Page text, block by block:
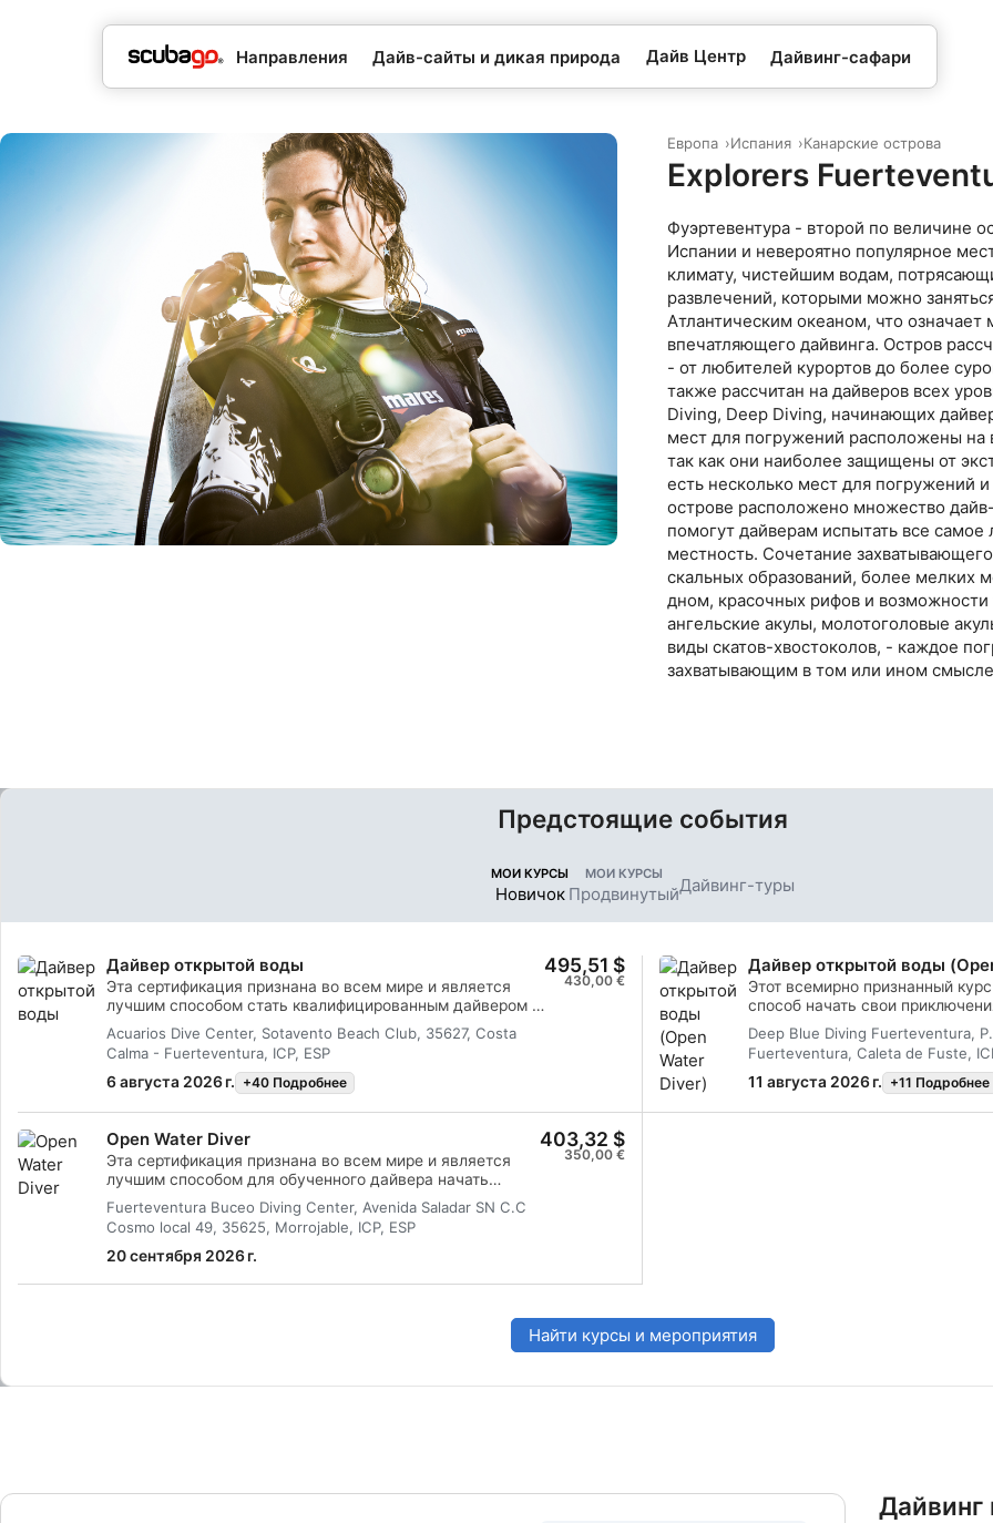
Направления Дайв-сайты и дикая природа Дайв Центр Дайвинг-сафари
Европа Испания Канарские острова
Explorers
Фуэртевентура - второй по величине
Испании и невероятно популярное
климату, чистейшим водам,
развлечений, которыми можно
Атлантическим океаном, что
впечатляющего дайвинга. Остров
- от любителей курортов до более
также рассчитан на дайверов всех
Diving, Deep Diving, начинающих
мест для погружений расположены
так как они наиболее защищены от
есть несколько мест для погружений
острове расположено множество
помогут дайверам испытать все
местность. Сочетание
скальных образований, более мелких
дном, красочных рифов и возможности
ангельские акулы, молотоголовые
виды скатов-хвостоколов, - каждое
захватывающим в том или ином
Предстоящие события
МОИ КУРСЫ
Новичок
МОИ КУРСЫ
ПродвинутыйДайвинг-туры
Дайвер открытой воды
Эта сертификация признана во всем мире и является
лучшим способом стать квалифицированным дайвером в
приключении, которое останется на всю жизнь.
Сочетание индивидуального обучения и практических
занятий гарантирует, что ты получишь навыки и опыт,
чтобы стать уверенным, безопасным дайвером. По
окончании курса ты получишь сертификат SSI Open Water
Diver.
Acuarios Dive Center, Sotavento Beach Club, 35627, Costa
Calma - Fuerteventura, ICP, ESP
6 августа 2026 г. +40 Подробнее
495,51 $
430,00 €
Дайвер открытой воды
Этот всемирно признанный
способ начать свои
качестве сертифицированного
обучение сочетается с
чтобы ты приобрел навыки и
того, чтобы чувствовать себя
комфортно. Ты получишь
Diver (дайвер открытой воды).
Deep Blue Diving Fuerteventura,
Fuerteventura, Caleta de Fuste,
11 августа 2026 г. +11 Подробнее
Open Water Diver
Эта сертификация признана во всем мире и является
лучшим способом для обученного дайвера начать
приключение, которое будет сопровождать тебя всю
жизнь. Сочетание индивидуальных занятий и
практических тренировок гарантирует, что ты
приобретешь навыки и опыт уверенного в себе и
Fuerteventura Buceo Diving Center, Avenida Saladar SN C.C
Cosmo local 49, 35625, Morrojable, ICP, ESP
20 сентября 2026 г.
403,32 $
350,00 €
Найти курсы и мероприятия
Дайвинг